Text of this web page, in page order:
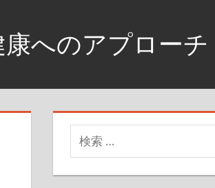
へのアプローチ